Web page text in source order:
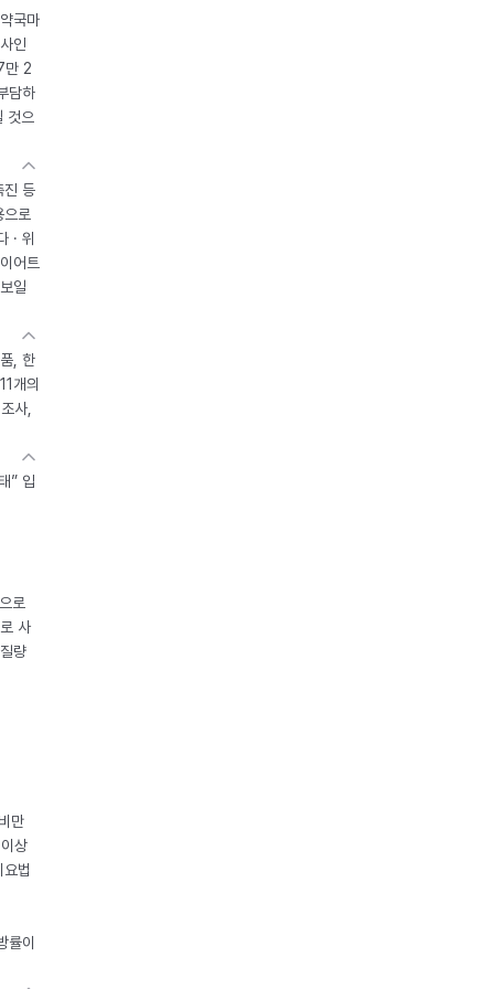
국마
인
만 2
담하
것으
진 등
로
· 위
어트
일
, 한
개의
사,
” 입
로
사
량
만
상
법
률이